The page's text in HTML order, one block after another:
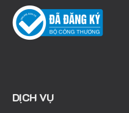
DỊCH VỤ